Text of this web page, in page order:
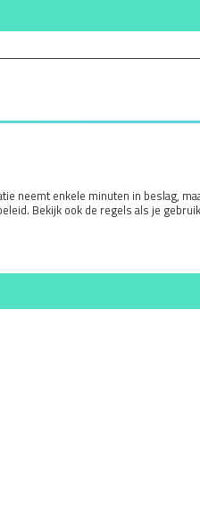
neemt enkele minuten in beslag,
Bekijk ook de regels als je